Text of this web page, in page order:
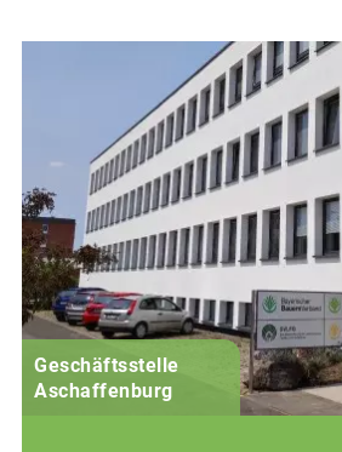
Geschäftsstelle
Aschaffenburg